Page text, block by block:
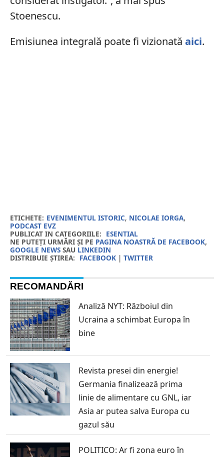
Stoenescu.
Emisiunea integrală poate fi vizionată aici.
ETICHETE: EVENIMENTUL ISTORIC, NICOLAE IORGA,
PODCAST EVZ
PUBLICAT IN CATEGORIILE: ESENTIAL
NE PUTEȚI URMĂRI ȘI PE PAGINA NOASTRĂ DE FACEBOOK,
GOOGLE NEWSSAU LINKEDIN
DISTRIBUIE ȘTIREA: FACEBOOK| TWITTER
RECOMANDĂRI
Analiză NYT: Războiul din
Ucraina a schimbat Europa în
bine
Revista presei din energie!
Germania finalizează prima
linie de alimentare cu GNL, iar
Asia ar putea salva Europa cu
gazul său
POLITICO: Ar fi zona euro în